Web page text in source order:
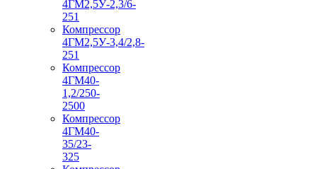
4ГМ2,5У-2,3/6-
251
Компрессор
4ГМ2,5У-3,4/2,8-
251
Компрессор
4ГМ40-
1,2/250-
2500
Компрессор
4ГМ40-
35/23-
325